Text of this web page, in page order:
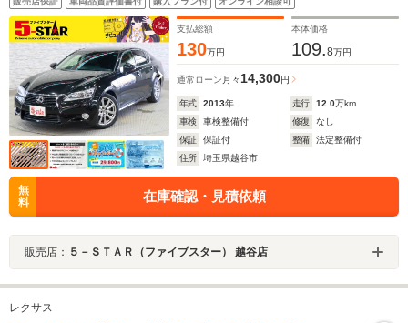
ラ/LEDオートライト/純正18AW
支払総額
130万円
本体価格
109.8万円
通常ローン 月々 14,300円
年式 2013年 走行 12.0万km
車検
車検整備付 修復
なし
保証
保証付 整備
法定整備付
住所
埼玉県越谷市
無
料
在庫確認・見積依頼
販売店： ５－ＳＴＡＲ（ファイブスター） 越谷店
レクサス